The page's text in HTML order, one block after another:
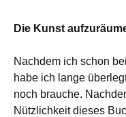
Die Kunst
Nachdem ich schon
habe ich lange
noch brauche.
Nützlichkeit dieses